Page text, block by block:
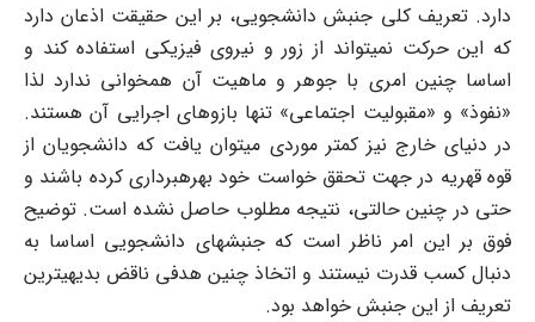
دارد. تعریف کلی جنبش دانشجویی، بر این حقیقت اذعان دارد
که این حرکت نمی‏تواند از زور و نیروی فیزیکی استفاده کند و
اساسا چنین امری با جوهر و ماهیت آن همخوانی ندارد لذا
«نفوذ» و «مقبولیت اجتماعی» تنها بازوهای اجرایی آن هستند.
در دنیای خارج نیز کمتر موردی می‏توان یافت که دانشجویان از
قوه قهریه در جهت تحقق خواست خود بهره‏برداری کرده باشند و
حتی در چنین حالتی، نتیجه مطلوب حاصل نشده است. توضیح
فوق بر این امر ناظر است که جنبشهای دانشجویی اساسا به
دنبال کسب قدرت نیستند و اتخاذ چنین هدفی ناقض بدیهی‏ترین
تعریف از این جنبش خواهد بود.